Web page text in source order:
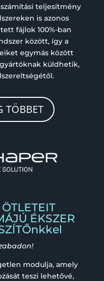
teljesítmény
is azonos
fájlok 100%-ban
között, így a
egymás között
küldhetik,
TÖBBET
ÉKSZER
modulja, amely
teszi lehetővé,